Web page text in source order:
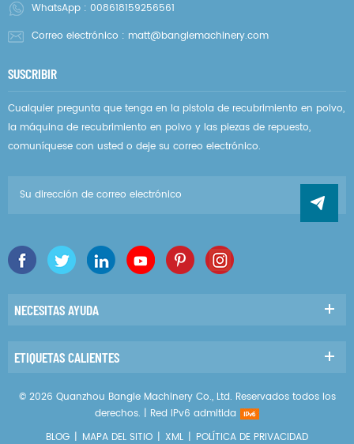
WhatsApp : 008618159256561
Correo electrónico : matt@banglemachinery.com
SUSCRIBIR
Cualquier pregunta que tenga en la pistola de recubrimiento en polvo,
la máquina de recubrimiento en polvo y las piezas de repuesto,
comuníquese con usted o deje su correo electrónico.
NECESITAS AYUDA
ETIQUETAS CALIENTES
© 2026 Quanzhou Bangle Machinery Co., Ltd. Reservados todos los
derechos. | Red IPv6 admitida
BLOG | MAPA DEL SITIO | XML | POLÍTICA DE PRIVACIDAD